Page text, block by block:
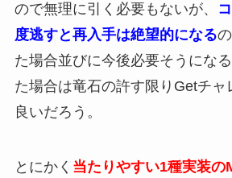
ので無理に引く必要もないが、
度逃すと再入手は絶望的になる
た場合並びに今後必要そうにな
た場合は竜石の許す限りGetチャ
良いだろう。
とにかく 当たりやすい1種実装の